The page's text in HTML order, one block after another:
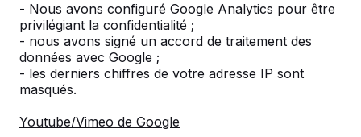
- Nous avons configuré Google Analytics pour être
privilégiant la confidentialité ;
- nous avons signé un accord de traitement des
données avec Google ;
- les derniers chiffres de votre adresse IP sont
masqués.
Youtube/Vimeo de Google
Ajouter à la commande